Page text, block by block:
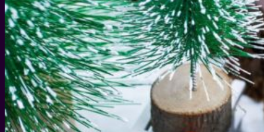
WEIHNACHTEN
WEIHNACHTS-GESCHENKIDEEN
DIY IDEEN FÜR WEIHNACHTEN
WEIHNACHTS-REZEPTE
SILVESTER